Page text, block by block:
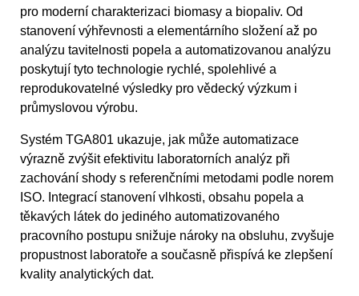
pro moderní charakterizaci biomasy a biopaliv. Od
stanovení výhřevnosti a elementárního složení až po
analýzu tavitelnosti popela a automatizovanou analýzu
poskytují tyto technologie rychlé, spolehlivé a
reprodukovatelné výsledky pro vědecký výzkum i
průmyslovou výrobu.
Systém TGA801 ukazuje, jak může automatizace
výrazně zvýšit efektivitu laboratorních analýz při
zachování shody s referenčními metodami podle norem
ISO. Integrací stanovení vlhkosti, obsahu popela a
těkavých látek do jediného automatizovaného
pracovního postupu snižuje nároky na obsluhu, zvyšuje
propustnost laboratoře a současně přispívá ke zlepšení
kvality analytických dat.